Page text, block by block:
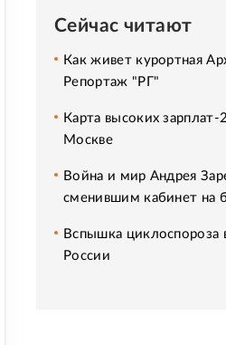
Сейчас читают
Как живет курортная
Репортаж "РГ"
Карта высоких
Москве
Война и мир Андрея
сменившим кабинет на
Вспышка
России